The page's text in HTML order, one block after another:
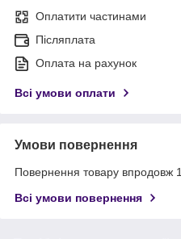
Оплатити частинами
Післяплата
Оплата на рахунок
Всі умови оплати
Умови повернення
Повернення товару впродовж
Всі умови повернення